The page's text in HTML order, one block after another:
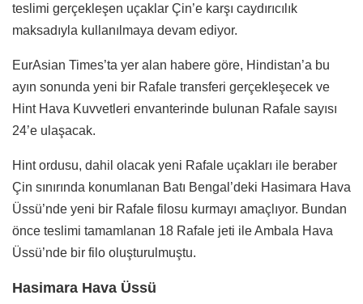
teslimi gerçekleşen uçaklar Çin’e karşı caydırıcılık
maksadıyla kullanılmaya devam ediyor.
EurAsian Times’ta yer alan habere göre, Hindistan’a bu
ayın sonunda yeni bir Rafale transferi gerçekleşecek ve
Hint Hava Kuvvetleri envanterinde bulunan Rafale sayısı
24’e ulaşacak.
Hint ordusu, dahil olacak yeni Rafale uçakları ile beraber
Çin sınırında konumlanan Batı Bengal’deki Hasimara Hava
Üssü’nde yeni bir Rafale filosu kurmayı amaçlıyor. Bundan
önce teslimi tamamlanan 18 Rafale jeti ile Ambala Hava
Üssü’nde bir filo oluşturulmuştu.
Hasimara Hava Üssü